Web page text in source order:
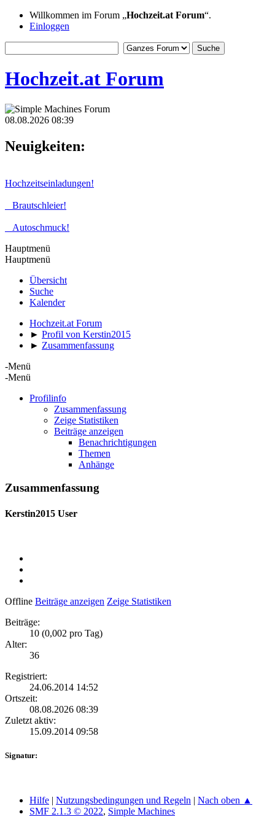
Willkommen im Forum „Hochzeit.at Forum“.
Einloggen
Hochzeit.at Forum
08.08.2026 08:39
Neuigkeiten:
Hochzeitseinladungen!
Brautschleier!
Autoschmuck!
Hauptmenü
Hauptmenü
Übersicht
Suche
Kalender
Hochzeit.at Forum
► Profil von Kerstin2015
► Zusammenfassung
-Menü
-Menü
Profilinfo
Zusammenfassung
Zeige Statistiken
Beiträge anzeigen
Benachrichtigungen
Themen
Anhänge
Zusammenfassung
Kerstin2015 User
Offline Beiträge anzeigen Zeige Statistiken
Beiträge:
10 (0,002 pro Tag)
Alter:
36
Registriert:
24.06.2014 14:52
Ortszeit:
08.08.2026 08:39
Zuletzt aktiv:
15.09.2014 09:58
Signatur:
Hilfe | Nutzungsbedingungen und Regeln | Nach oben ▲
SMF 2.1.3 © 2022, Simple Machines